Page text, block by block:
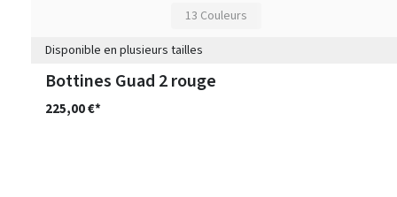
13 Couleurs
Disponible en plusieurs tailles
Bottines Guad 2 rouge
225,00 €*